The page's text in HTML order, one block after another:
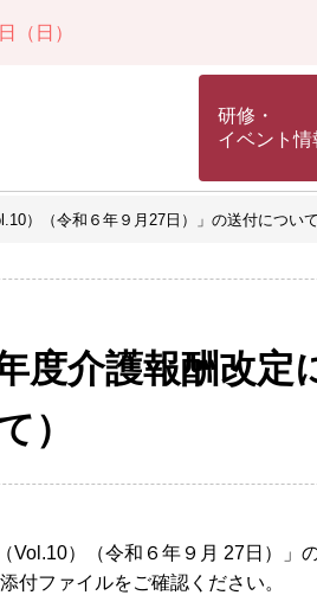
（日）
研修・
イベント情
）（令和６年９月27日）」の送付について
度介護報酬改定
）
Vol.10）（令和６年９月 27日）」
付ファイルをご確認ください。